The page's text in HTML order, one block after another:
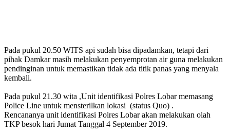
Pada pukul 20.50 WITS api sudah bisa dipadamkan, tetapi dari
pihak Damkar masih melakukan penyemprotan air guna melakukan
pendinginan untuk memastikan tidak ada titik panas yang menyala
kembali.
Pada pukul 21.30 wita ,Unit identifikasi Polres Lobar memasang
Police Line untuk mensterilkan lokasi (status Quo) .
Rencananya unit identifikasi Polres Lobar akan melakukan olah
TKP besok hari Jumat Tanggal 4 September 2019.